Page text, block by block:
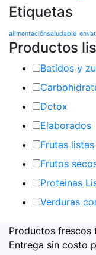
Etiquetas
alimentaciónsaludable
Productos
Batidos y
Detox
Elaborados
Frutas
Frutos
Proteinas
Verduras
Productos frescos
Entrega sin costo